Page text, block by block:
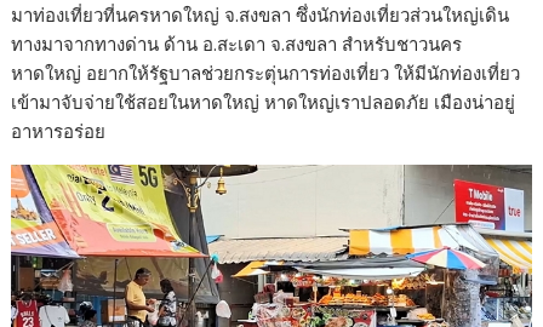
มาท่องเที่ยวที่นครหาดใหญ่ จ.สงขลา ซึ่งนักท่องเที่ยวส่วนใหญ่เดิน
ทางมาจากทางด่าน ด้าน อ.สะเดา จ.สงขลา สำหรับชาวนคร
หาดใหญ่ อยากให้รัฐบาลช่วยกระตุ่นการท่องเที่ยว ให้มีนักท่องเที่ยว
เข้ามาจับจ่ายใช้สอยในหาดใหญ่ หาดใหญ่เราปลอดภัย เมืองน่าอยู่
อาหารอร่อย